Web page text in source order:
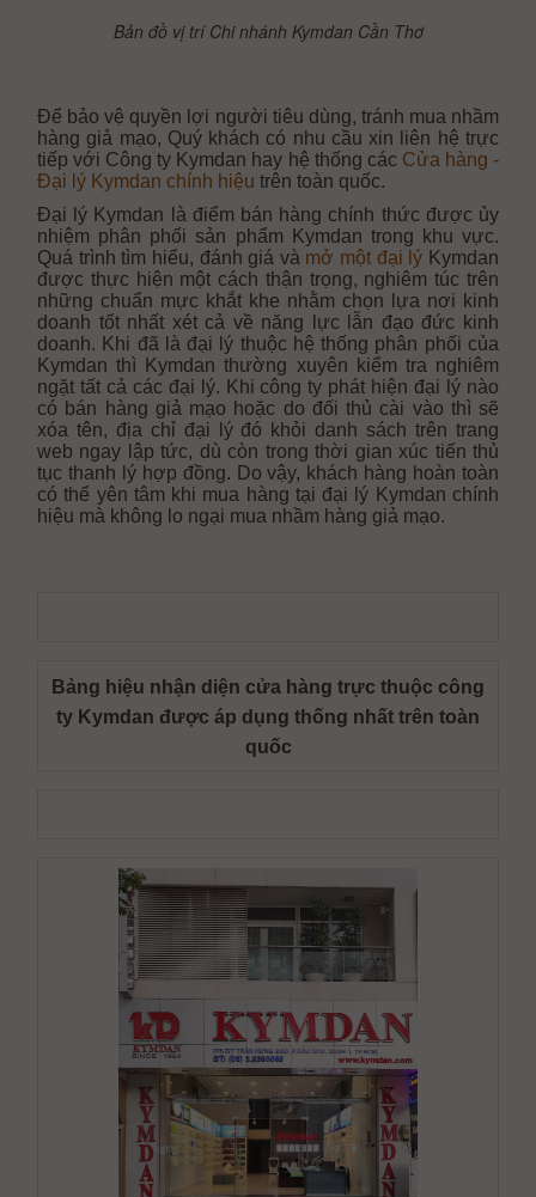
Bản đồ vị trí Chi nhánh Kymdan Cần Thơ
Để bảo vệ quyền lợi người tiêu dùng, tránh mua nhầm
hàng giả mạo, Quý khách có nhu cầu xin liên hệ trực
tiếp với Công ty Kymdan hay hệ thống các Cửa hàng -
Đại lý Kymdan chính hiệu trên toàn quốc.
Đại lý Kymdan là điểm bán hàng chính thức được ủy
nhiệm phân phối sản phẩm Kymdan trong khu vực.
Quá trình tìm hiểu, đánh giá và mở một đại lý Kymdan
được thực hiện một cách thận trọng, nghiêm túc trên
những chuẩn mực khắt khe nhằm chọn lựa nơi kinh
doanh tốt nhất xét cả về năng lực lẫn đạo đức kinh
doanh. Khi đã là đại lý thuộc hệ thống phân phối của
Kymdan thì Kymdan thường xuyên kiểm tra nghiêm
ngặt tất cả các đại lý. Khi công ty phát hiện đại lý nào
có bán hàng giả mạo hoặc do đối thủ cài vào thì sẽ
xóa tên, địa chỉ đại lý đó khỏi danh sách trên trang
web ngay lập tức, dù còn trong thời gian xúc tiến thủ
tục thanh lý hợp đồng. Do vậy, khách hàng hoàn toàn
có thể yên tâm khi mua hàng tại đại lý Kymdan chính
hiệu mà không lo ngại mua nhầm hàng giả mạo.
Bảng hiệu nhận diện cửa hàng trực thuộc công
ty Kymdan được áp dụng thống nhất trên toàn
quốc